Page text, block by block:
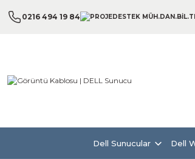
0216 494 19 84
Dell Sunucular Dell